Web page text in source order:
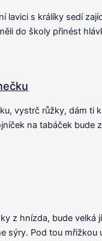
lavici s králíky sedí
do školy přinést
vystrč růžky, dám ti
na tabáček bude
z hnízda, bude velká
sýry. Pod tou mřižkou